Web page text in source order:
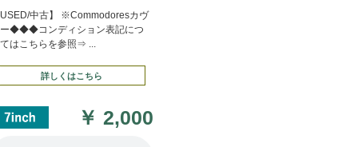
USED/中古】 ※Commodoresカヴ
ー◆◆◆コンディション表記につ
はこちらを参照⇒ ...
詳しくはこちら
￥ 2,000